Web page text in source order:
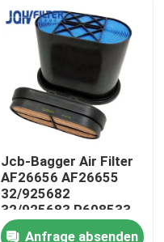
Jcb-Bagger Air Filter
AF26656 AF26655
32/925682
32/925683 P608533
Anfrage absenden